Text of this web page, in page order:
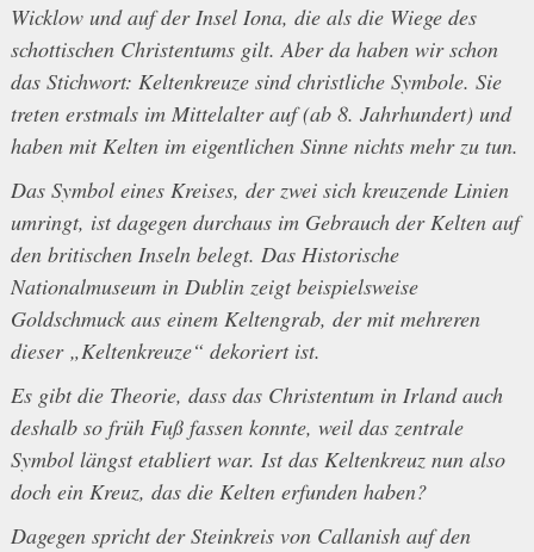
Wicklow und auf der Insel Iona, die als die Wiege des
schottischen Christentums gilt. Aber da haben wir schon
das Stichwort: Keltenkreuze sind christliche Symbole. Sie
treten erstmals im Mittelalter auf (ab 8. Jahrhundert) und
haben mit Kelten im eigentlichen Sinne nichts mehr zu tun.
Das Symbol eines Kreises, der zwei sich kreuzende Linien
umringt, ist dagegen durchaus im Gebrauch der Kelten auf
den britischen Inseln belegt. Das Historische
Nationalmuseum in Dublin zeigt beispielsweise
Goldschmuck aus einem Keltengrab, der mit mehreren
dieser „Keltenkreuze“ dekoriert ist.
Es gibt die Theorie, dass das Christentum in Irland auch
deshalb so früh Fuß fassen konnte, weil das zentrale
Symbol längst etabliert war. Ist das Keltenkreuz nun also
doch ein Kreuz, das die Kelten erfunden haben?
Dagegen spricht der Steinkreis von Callanish auf den